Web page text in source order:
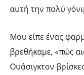
αυτή την πολύ
Μου είπε ένας
βρεθήκαμε, «πώς
Ουάσιγκτον